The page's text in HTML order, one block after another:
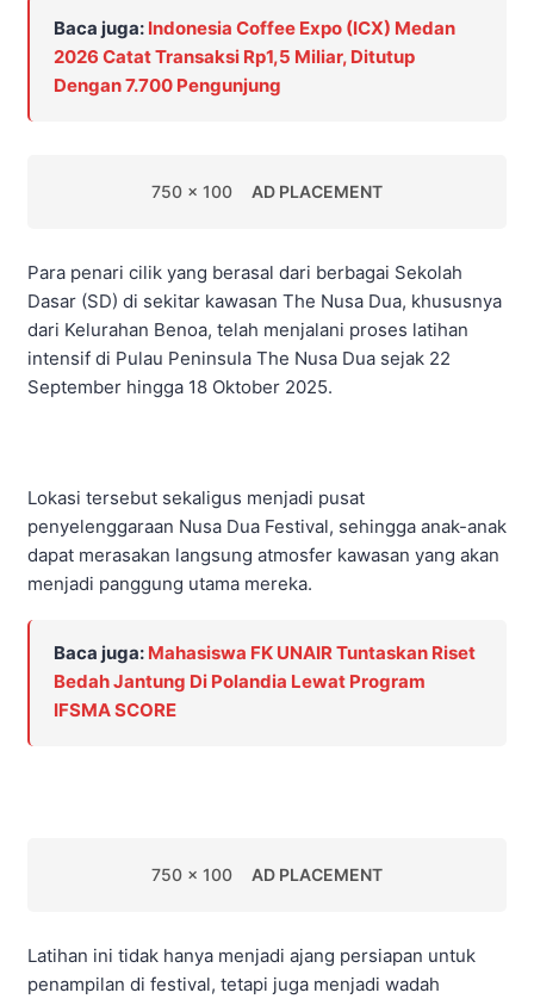
Baca juga: Indonesia Coffee Expo (ICX) Medan
2026 Catat Transaksi Rp1,5 Miliar, Ditutup
Dengan 7.700 Pengunjung
750 x 100 AD PLACEMENT
Para penari cilik yang berasal dari berbagai Sekolah
Dasar (SD) di sekitar kawasan The Nusa Dua, khususnya
dari Kelurahan Benoa, telah menjalani proses latihan
intensif di Pulau Peninsula The Nusa Dua sejak 22
September hingga 18 Oktober 2025.
Lokasi tersebut sekaligus menjadi pusat
penyelenggaraan Nusa Dua Festival, sehingga anak-anak
dapat merasakan langsung atmosfer kawasan yang akan
menjadi panggung utama mereka.
Baca juga: Mahasiswa FK UNAIR Tuntaskan Riset
Bedah Jantung Di Polandia Lewat Program
IFSMA SCORE
750 x 100 AD PLACEMENT
Latihan ini tidak hanya menjadi ajang persiapan untuk
penampilan di festival, tetapi juga menjadi wadah